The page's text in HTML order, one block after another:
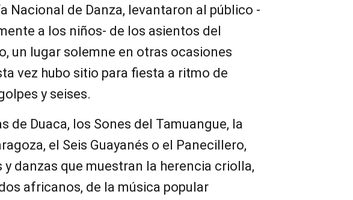
Nacional de Danza, levantaron al público -
a los niños- de los asientos del
un lugar solemne en otras ocasiones
vez hubo sitio para fiesta a ritmo de
y seises.
de Duaca, los Sones del Tamuangue, la
el Seis Guayanés o el Panecillero,
y danzas que muestran la herencia criolla,
africanos, de la música popular